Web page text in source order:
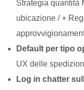
Strategia quantità
ubicazione / +
Default per tipo
UX delle
Log in chatter